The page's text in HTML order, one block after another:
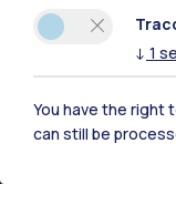
↓ 1
You have the right
can still be